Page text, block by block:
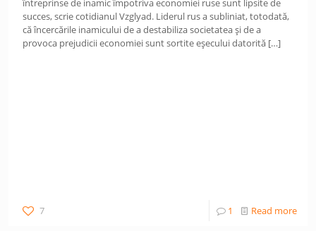
întreprinse de inamic împotriva economiei ruse sunt lipsite de
succes, scrie cotidianul Vzglyad. Liderul rus a subliniat, totodată,
că încercările inamicului de a destabiliza societatea și de a
provoca prejudicii economiei sunt sortite eșecului datorită […]
7 1 Read more